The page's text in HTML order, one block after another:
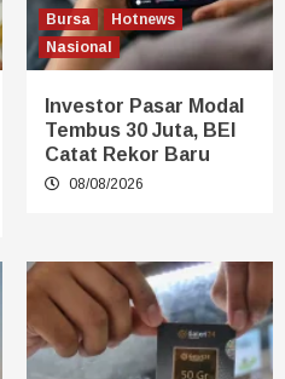
Bursa
Hotnews
Nasional
Investor Pasar Modal
Tembus 30 Juta, BEI
Catat Rekor Baru
08/08/2026